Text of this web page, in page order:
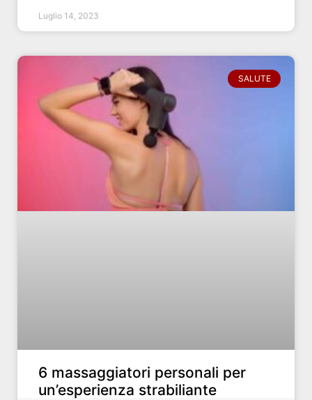
Luglio 14, 2023
SALUTE
6 massaggiatori personali per
un’esperienza strabiliante